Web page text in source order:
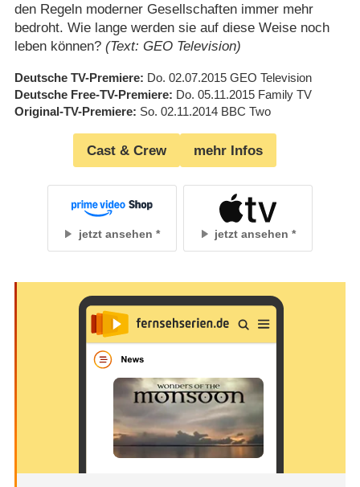
den Regeln moderner Gesellschaften immer mehr
bedroht. Wie lange werden sie auf diese Weise noch
leben können? (Text: GEO Television)
Deutsche TV-Premiere Do. 02.07.2015 GEO Television
Deutsche Free-TV-Premiere Do. 05.11.2015 Family TV
Original-TV-Premiere So. 02.11.2014 BBC Two
Cast & Crew mehr Infos
jetzt ansehen jetzt ansehen